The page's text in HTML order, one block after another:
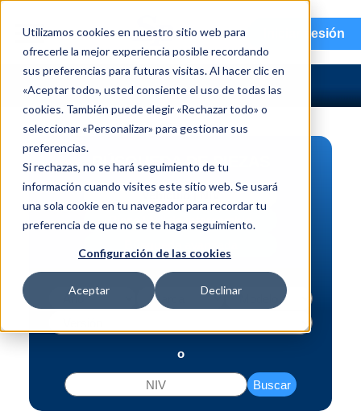
Utilizamos cookies en nuestro sitio web para
ofrecerle la mejor experiencia posible recordando
sus preferencias para futuras visitas. Al hacer clic en
«Aceptar todo», usted consiente el uso de todas las
cookies. También puede elegir «Rechazar todo» o
seleccionar «Personalizar» para gestionar sus
preferencias.
Si rechazas, no se hará seguimiento de tu
información cuando visites este sitio web. Se usará
una sola cookie en tu navegador para recordar tu
preferencia de que no se te haga seguimiento.
Configuración de las cookies
Aceptar Declinar
menu Iniciar sesión
BÚSQUEDA DE PIEZAS
Vehículo | NIV
Pieza | N.º de intercambio
o
Buscar